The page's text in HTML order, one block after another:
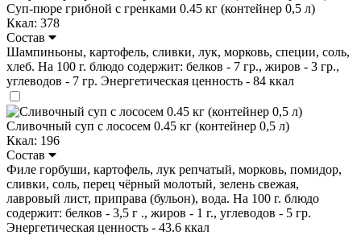
Суп-пюре грибной с гренками 0.45 кг (контейнер 0,5 л)
Ккал: 378
Состав
Шампиньоны, картофель, сливки, лук, морковь, специи, cоль,
хлеб. На 100 г. блюдо содержит: белков - 7 гр., жиров - 3 гр.,
углеводов - 7 гр. Энергетическая ценность - 84 ккал
Сливочный суп с лососем 0.45 кг (контейнер 0,5 л)
Ккал: 196
Состав
Филе горбуши, картофель, лук репчатый, морковь, помидор,
сливки, соль, перец чёрный молотый, зелень свежая,
лавровый лист, приправа (бульон), вода. На 100 г. блюдо
содержит: белков - 3,5 г ., жиров - 1 г., углеводов - 5 гр.
Энергетическая ценность - 43.6 ккал